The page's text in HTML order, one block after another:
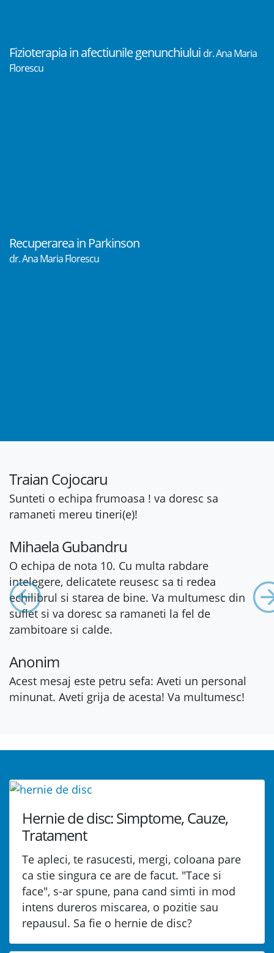
Fizioterapia in afectiunile genunchiului dr. Ana Maria
Florescu
Recuperarea in Parkinson
dr. Ana Maria Florescu
Traian Cojocaru
Sunteti o echipa frumoasa ! va doresc sa
ramaneti mereu tineri(e)!
Mihaela Gubandru
O echipa de nota 10. Cu multa rabdare
intelegere, delicatete reusesc sa ti redea
echilibrul si starea de bine. Va multumesc din
suflet si va doresc sa ramaneti la fel de
zambitoare si calde.
Anonim
Acest mesaj este petru sefa: Aveti un personal
minunat. Aveti grija de acesta! Va multumesc!
Previous
Hernie de disc: Simptome, Cauze,
Tratament
Te apleci, te rasucesti, mergi, coloana pare
ca stie singura ce are de facut. "Tace si
face", s-ar spune, pana cand simti in mod
intens dureros miscarea, o pozitie sau
repausul. Sa fie o hernie de disc?